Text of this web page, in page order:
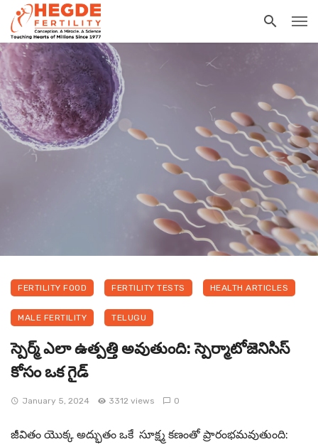
FERTILITY FOOD FERTILITY TESTS HEALTH ARTICLES
MALE FERTILITY TELUGU
స్పెర్మ్ ఎలా ఉత్పత్తి అవుతుంది: స్పెర్మాటోజెనిసిస్
కోసం ఒక గైడ్
January 5, 2024 3312 views 0
జీవితం యొక్క అద్భుతం ఒకే సూక్ష్మ కణంతో ప్రారంభమవుతుంది: